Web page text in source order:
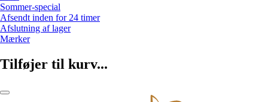
Sommer-special
Afsendt inden for 24 timer
Afslutning af lager
Mærker
Tilføjer til kurv...